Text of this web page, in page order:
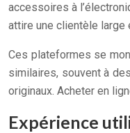
accessoires à
attire une clientèle large
Ces plateformes se
similaires, souvent à
originaux. Acheter en
Expérience